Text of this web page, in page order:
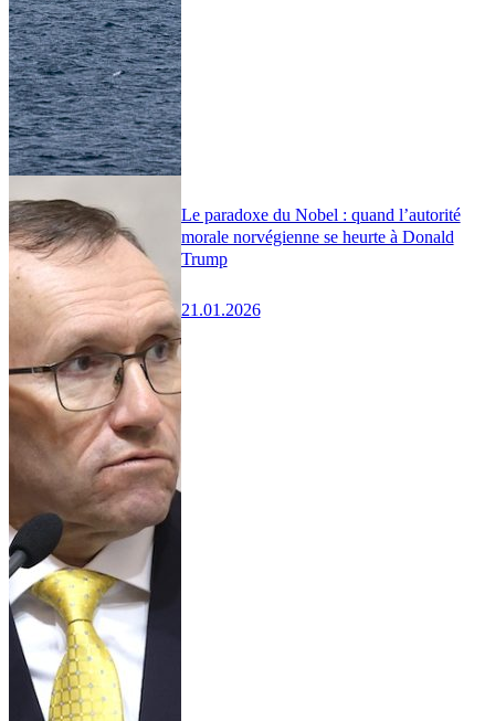
Le paradoxe du Nobel : quand l’autorité
morale norvégienne se heurte à Donald
Trump
21.01.2026